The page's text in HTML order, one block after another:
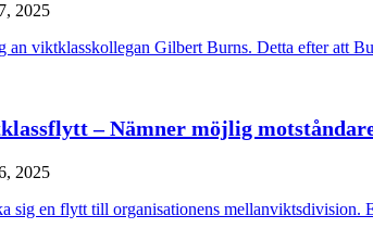
2025
viktklasskollegan Gilbert Burns. Detta efter att
– Nämner möjlig
2025
sig en flytt till organisationens mellanviktsdivision.